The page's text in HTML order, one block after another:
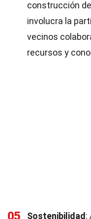
construcción
involucra la
vecinos
recursos y
05 Sostenibilidad :